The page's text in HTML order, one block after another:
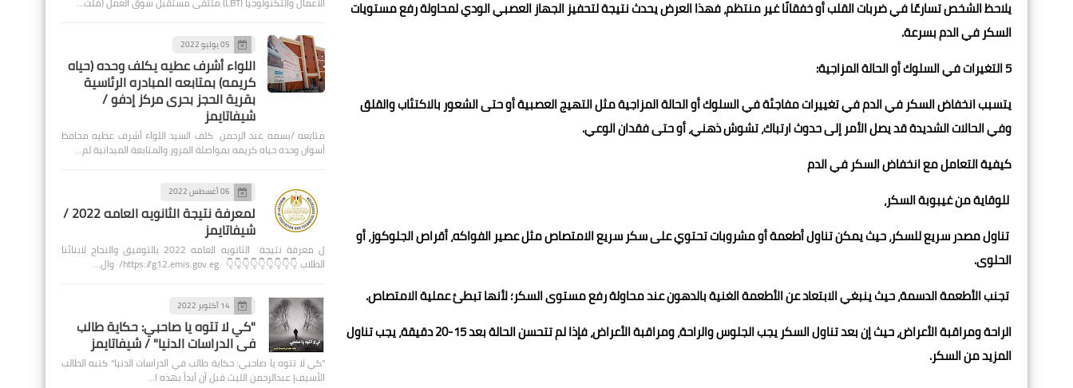
يلاحظ الشخص تسارعًا في ضربات القلب أو خفقانًا غير منتظم، فهذا العرض يحدث نتيجة لتحفيز الجهاز العصبي الودي لمحاولة رفع مستويات
السكر في الدم بسرعة.
5 التغيرات في السلوك أو الحالة المزاجية:
يتسبب انخفاض السكر في الدم في تغييرات مفاجئة في السلوك أو الحالة المزاجية مثل التهيج العصبية أو حتى الشعور بالاكتئاب والقلق
وفي الحالات الشديدة قد يصل الأمر إلى حدوث ارتباك، تشوش ذهني، أو حتى فقدان الوعي.
كيفية التعامل مع انخفاض السكر في الدم
للوقاية من غيبوبة السكر،
تناول مصدر سريع للسكر، حيث يمكن تناول أطعمة أو مشروبات تحتوي على سكر سريع الامتصاص مثل عصير الفواكه، أقراص الجلوكوز، أو
الحلوى.
تجنب الأطعمة الدسمة، حيث ينبغي الابتعاد عن الأطعمة الغنية بالدهون عند محاولة رفع مستوى السكر؛ لأنها تبطئ عملية الامتصاص.
الراحة ومراقبة الأعراض، حيث إن بعد تناول السكر يجب الجلوس والراحة، ومراقبة الأعراض، فإذا لم تتحسن الحالة بعد 15-20 دقيقة، يجب تناول
المزيد من السكر.
05 يوليو 2022
اللواء أشرف عطيه يكلف وحده (حياه
كريمه) بمتابعه المبادره الرئاسية
بقرية الحجز بحرى مركز إدفو /
شيفاتايمز
متابعه /بسمه عبد الرحمن كلف السيد اللواء أشرف عطيه محافظ
أسوان وحده حياه كريمه بمواصلة المرور والمتابعة الميدانية لم…
06 أغسطس 2022
لمعرفة نتيجة الثانويه العامه 2022 /
شيفاتايمز
ل معرفة نتيجة الثانويه العامه 2022 بالتوفيق والنجاح لابنائنا
الطلاب 👇👇👇👇👇👇👇👇👇 https://g12.emis.gov.eg/ وال…
14 أكتوبر 2022
"كي لا تتوه يا صاحبي: حكاية طالب
في الدراسات الدنيا" / شيفاتايمز
"كي لا تتوه يا صاحبي: حكاية طالب في الدراسات الدنيا" كتبه الطالب
الأسيف| عبدالرحمن الليث قبل أن أبدأ بهذه ا…